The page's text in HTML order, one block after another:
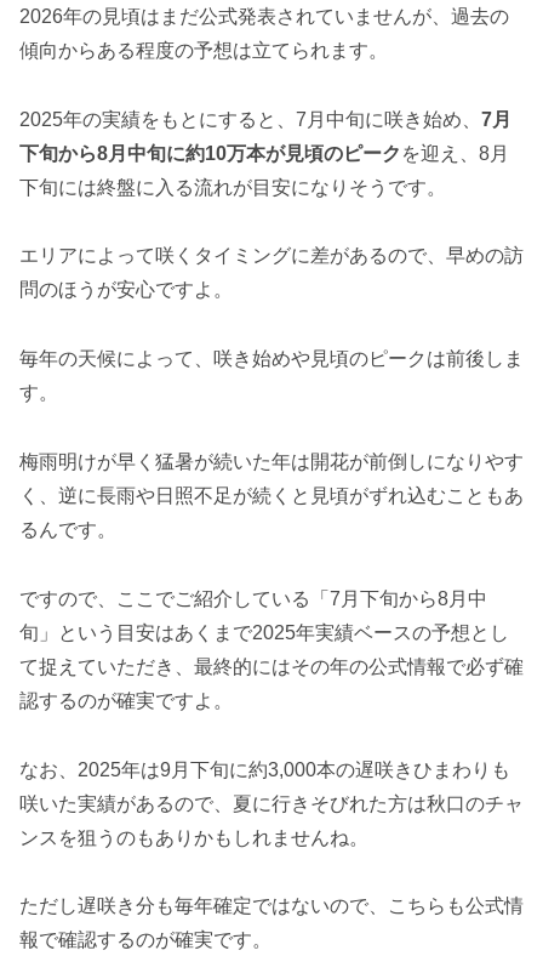
2026年の見頃はまだ公式発表されていませんが、過去の
傾向からある程度の予想は立てられます。
2025年の実績をもとにすると、7月中旬に咲き始め、 7月
下旬から8月中旬に約10万本が見頃のピーク を迎え、8月
下旬には終盤に入る流れが目安になりそうです。
エリアによって咲くタイミングに差があるので、早めの訪
問のほうが安心ですよ。
毎年の天候によって、咲き始めや見頃のピークは前後しま
す。
梅雨明けが早く猛暑が続いた年は開花が前倒しになりやす
く、逆に長雨や日照不足が続くと見頃がずれ込むこともあ
るんです。
ですので、ここでご紹介している「7月下旬から8月中
旬」という目安はあくまで2025年実績ベースの予想とし
て捉えていただき、最終的にはその年の公式情報で必ず確
認するのが確実ですよ。
なお、2025年は9月下旬に約3,000本の遅咲きひまわりも
咲いた実績があるので、夏に行きそびれた方は秋口のチャ
ンスを狙うのもありかもしれませんね。
ただし遅咲き分も毎年確定ではないので、こちらも公式情
報で確認するのが確実です。